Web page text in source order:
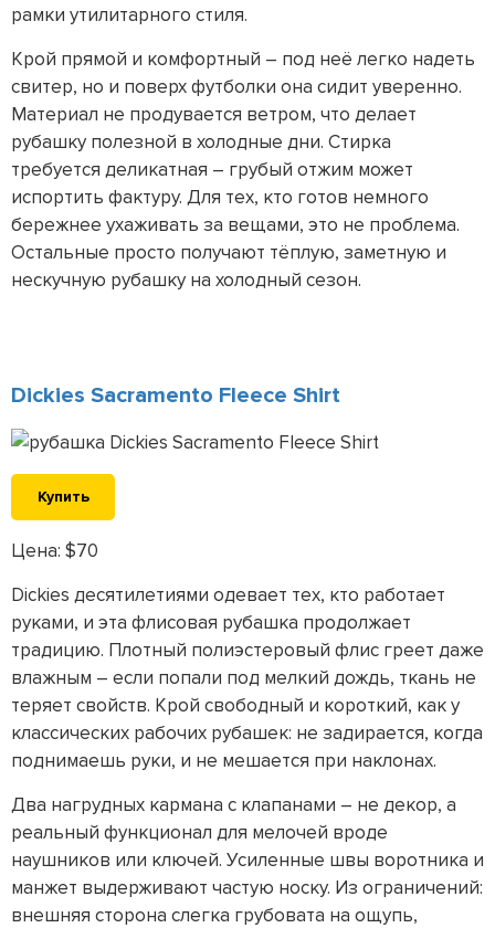
рамки утилитарного стиля.
Крой прямой и комфортный – под неё легко надеть
свитер, но и поверх футболки она сидит уверенно.
Материал не продувается ветром, что делает
рубашку полезной в холодные дни. Стирка
требуется деликатная – грубый отжим может
испортить фактуру. Для тех, кто готов немного
бережнее ухаживать за вещами, это не проблема.
Остальные просто получают тёплую, заметную и
нескучную рубашку на холодный сезон.
Dickies Sacramento Fleece Shirt
Купить
Цена: $70
Dickies десятилетиями одевает тех, кто работает
руками, и эта флисовая рубашка продолжает
традицию. Плотный полиэстеровый флис греет даже
влажным – если попали под мелкий дождь, ткань не
теряет свойств. Крой свободный и короткий, как у
классических рабочих рубашек: не задирается, когда
поднимаешь руки, и не мешается при наклонах.
Два нагрудных кармана с клапанами – не декор, а
реальный функционал для мелочей вроде
наушников или ключей. Усиленные швы воротника и
манжет выдерживают частую носку. Из ограничений:
внешняя сторона слегка грубовата на ощупь,